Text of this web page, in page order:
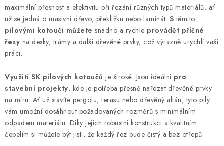
r
v
k
y
v
ý
p
i
s
u
v
á
n
í
maximální přesnost a efektivitu při řezání různých typů materiálů, ať
už se jedná o masivní dřevo, překližku nebo laminát. S těmito
pilovými kotouči můžete snadno a rychle provádět příčné
řezy na desky, trámy a další dřevěné prvky, což výrazně urychlí vaši
práci.
Využití SK pilových kotoučů je široké. Jsou ideální pro
stavební projekty, kde je potřeba přesně nařezat dřevěné prvky
na míru. Ať už stavíte pergolu, terasu nebo dřevěný altán, tyto pily
vám umožní dosáhnout požadovaných rozměrů s minimálním
odpadem materiálu. Díky jejich robustní konstrukci a kvalitním
čepelím si můžete být jisti, že každý řez bude čistý a bez otřepů.